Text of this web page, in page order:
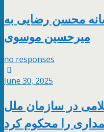
محسن رضایی به
میرحسین موسوی
no responses
June 30, 2025
در سازمان ملل
را محکوم کرد